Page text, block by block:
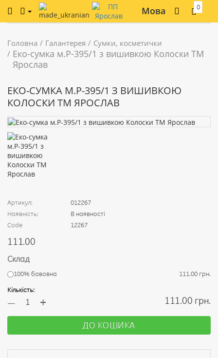
Мова 0
Головна Галантерея Сумки, косметички
Еко-сумка м.Р-395/1 з вишивкою Колоски ТМ
Ярослав
ЕКО-СУМКА М.Р-395/1 З ВИШИВКОЮ
КОЛОСКИ ТМ ЯРОСЛАВ
Артикул:
012267
Наявність:
В наявності
Code
12267
111.00
Склад
100% бавовна 111.00 грн.
Кількість:
— + 111.00 грн.
ДО КОШИКА